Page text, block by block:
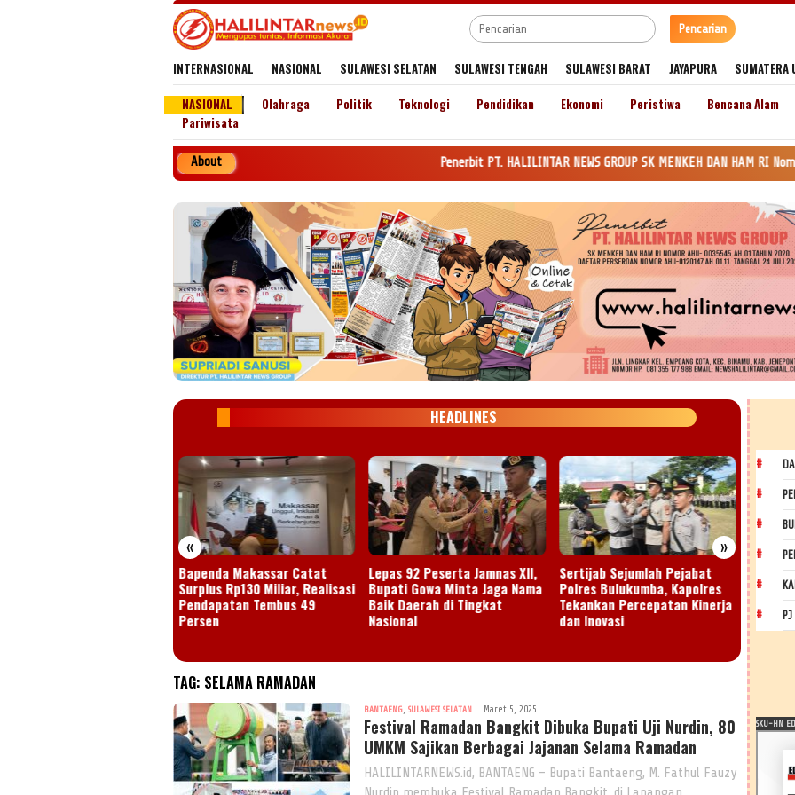
Pencarian
INTERNASIONAL NASIONAL SULAWESI SELATAN SULAWESI TENGAH SULAWESI BARAT JAYAPURA SUMATERA
NASIONAL
Olahraga Politik Teknologi Pendidikan Ekonomi Peristiwa Bencana Alam
Pariwisata
About Penerbit PT. HALILINTAR NEWS GROUP SK MENKEH DAN HAM RI Nomor AHU-
HEADLINES
« »
Bapenda Makassar Catat
Surplus Rp130 Miliar, Realisasi
Pendapatan Tembus 49
Persen
Lepas 92 Peserta Jamnas XII,
Bupati Gowa Minta Jaga Nama
Baik Daerah di Tingkat
Nasional
Sertijab Sejumlah Pejabat
Polres Bulukumba, Kapolres
Tekankan Percepatan Kinerja
dan Inovasi
Run
TAG: SELAMA RAMADAN
BANTAENG SULAWESI SELATAN Maret 5, 2025
Festival Ramadan Bangkit Dibuka Bupati Uji Nurdin, 80
UMKM Sajikan Berbagai Jajanan Selama Ramadan
HALILINTARNEWS.id, BANTAENG – Bupati Bantaeng, M. Fathul Fauzy
SKU-HN